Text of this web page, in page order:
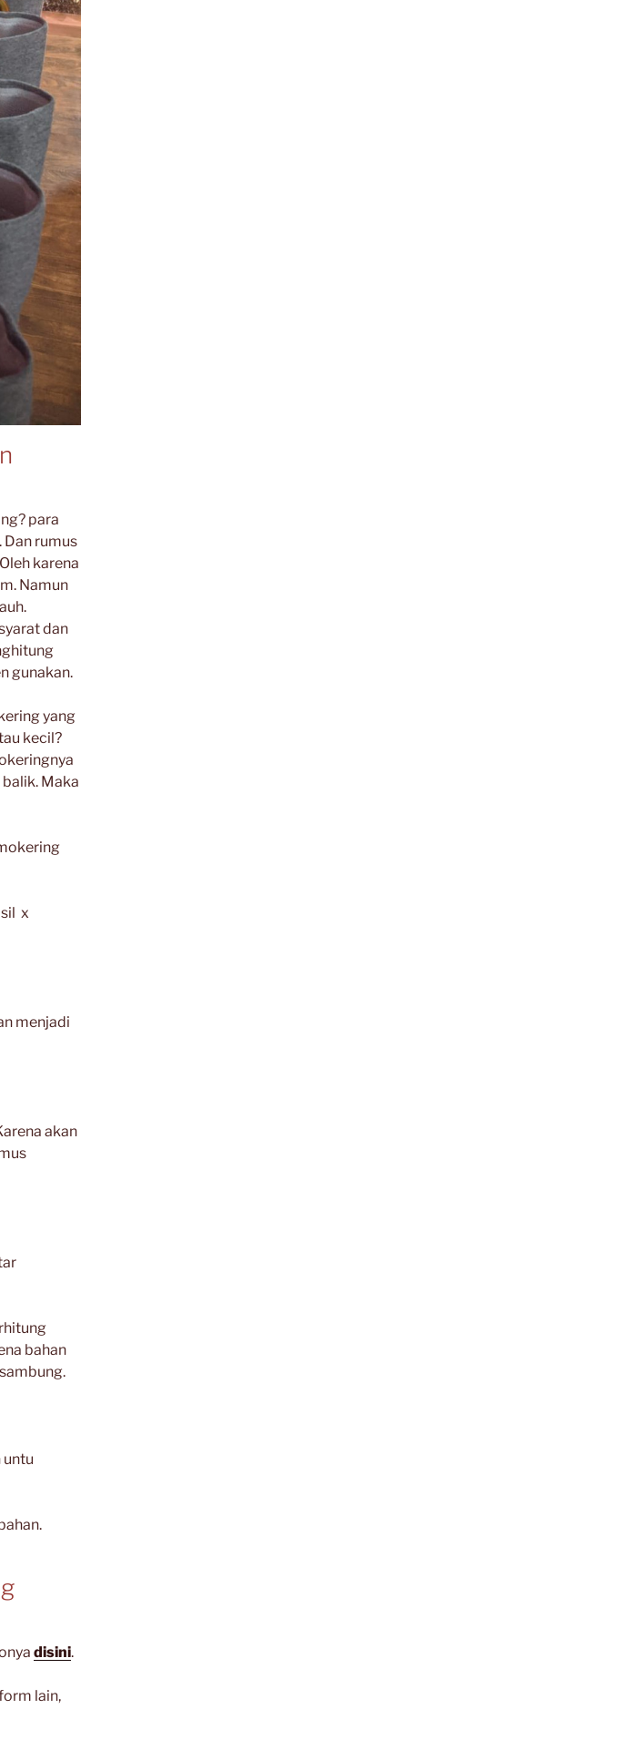
para
rumus
karena
Namun
dan
gunakan.
yang
kecil?
Maka
x
menjadi
akan
bahan
untu
disini.
lain,